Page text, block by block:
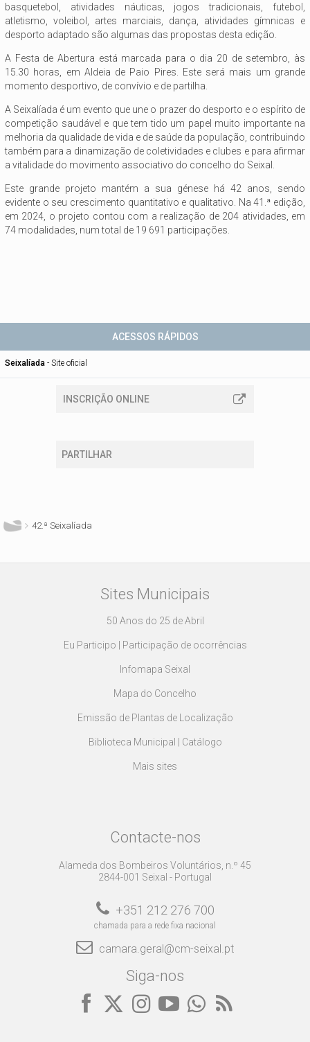
basquetebol, atividades náuticas, jogos tradicionais, futebol,
atletismo, voleibol, artes marciais, dança, atividades gímnicas e
desporto adaptado são algumas das propostas desta edição.
A Festa de Abertura está marcada para o dia 20 de setembro, às
15.30 horas, em Aldeia de Paio Pires. Este será mais um grande
momento desportivo, de convívio e de partilha.
A Seixalíada é um evento que une o prazer do desporto e o espírito de
competição saudável e que tem tido um papel muito importante na
melhoria da qualidade de vida e de saúde da população, contribuindo
também para a dinamização de coletividades e clubes e para afirmar
a vitalidade do movimento associativo do concelho do Seixal.
Este grande projeto mantém a sua génese há 42 anos, sendo
evidente o seu crescimento quantitativo e qualitativo. Na 41.ª edição,
em 2024, o projeto contou com a realização de 204 atividades, em
74 modalidades, num total de 19 691 participações.
ACESSOS RÁPIDOS
Seixalíada - Site oficial
INSCRIÇÃO ONLINE
PARTILHAR
42.ª Seixalíada
Sites Municipais
50 Anos do 25 de Abril
Eu Participo | Participação de ocorrências
Infomapa Seixal
Mapa do Concelho
Emissão de Plantas de Localização
Biblioteca Municipal | Catálogo
Mais sites
Contacte-nos
Alameda dos Bombeiros Voluntários, n.º 45
2844-001 Seixal - Portugal
+351 212 276 700
chamada para a rede fixa nacional
camara.geral@cm-seixal.pt
Siga-nos